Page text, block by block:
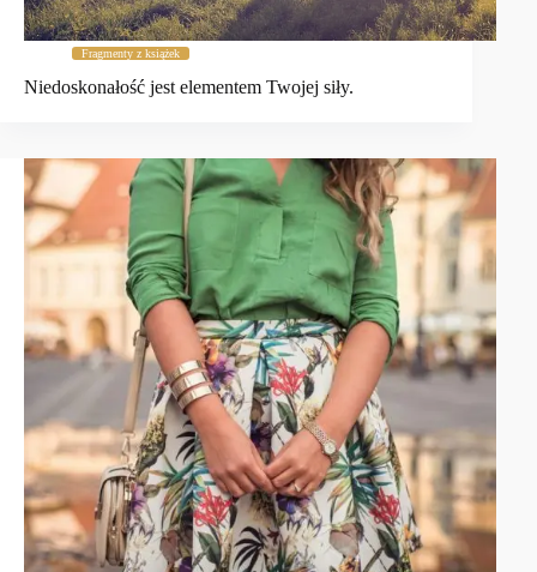
Fragmenty z książek
Niedoskonałość jest elementem Twojej siły.